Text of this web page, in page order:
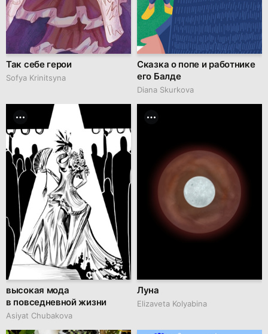
Так себе герои
Sofya Krinitsyna
Сказка о попе и работнике
его Балде
Diana Skurkova
высокая мода
в повседневной жизни
Asiyat Chubakova
Луна
Elizaveta Kolyabina